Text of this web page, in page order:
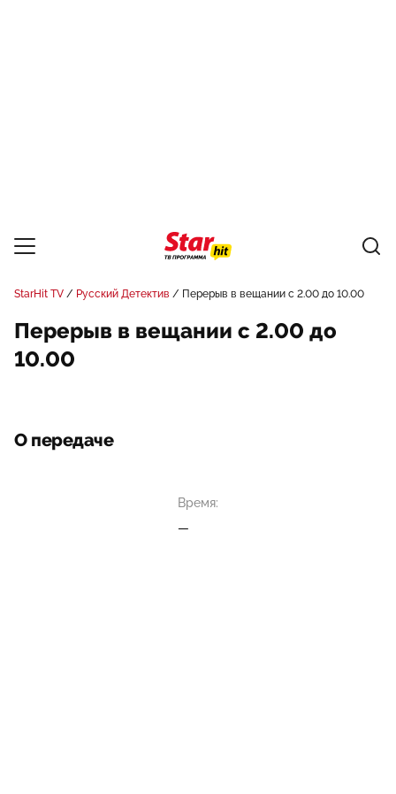
StarHit TV Русский Детектив Перерыв в вещании с 2.00 до 10.00
Перерыв в вещании с 2.00 до
10.00
О передаче
Время:
—